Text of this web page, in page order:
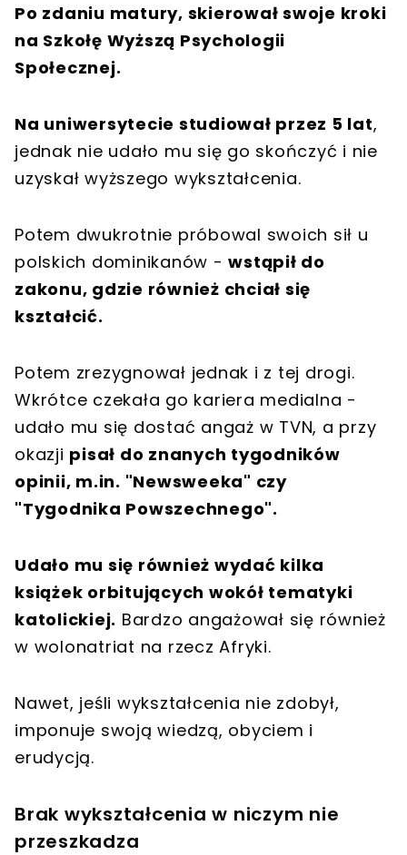
Po zdaniu matury, skierował swoje kroki
na Szkołę Wyższą Psychologii
Społecznej.
Na uniwersytecie studiował przez 5 lat,
jednak nie udało mu się go skończyć i nie
uzyskał wyższego wykształcenia.
Potem dwukrotnie próbowal swoich sił u
polskich dominikanów -wstąpił do
zakonu, gdzie również chciał się
kształcić.
Potem zrezygnował jednak i z tej drogi.
Wkrótce czekała go kariera medialna -
udało mu się dostać angaż w TVN, a przy
okazji pisał do znanych tygodników
opinii, m.in. "Newsweeka" czy
"Tygodnika Powszechnego".
Udało mu się również wydać kilka
książek orbitujących wokół tematyki
katolickiej. Bardzo angażował się również
w wolonatriat na rzecz Afryki.
Nawet, jeśli wykształcenia nie zdobył,
imponuje swoją wiedzą, obyciem i
erudycją.
Brak wykształcenia w niczym nie
przeszkadza